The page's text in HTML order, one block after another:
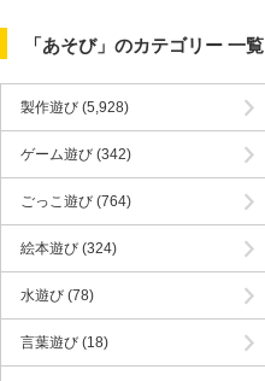
「あそび」のカテゴリー 一覧
製作遊び (5,928)
ゲーム遊び (342)
ごっこ遊び (764)
絵本遊び (324)
水遊び (78)
言葉遊び (18)